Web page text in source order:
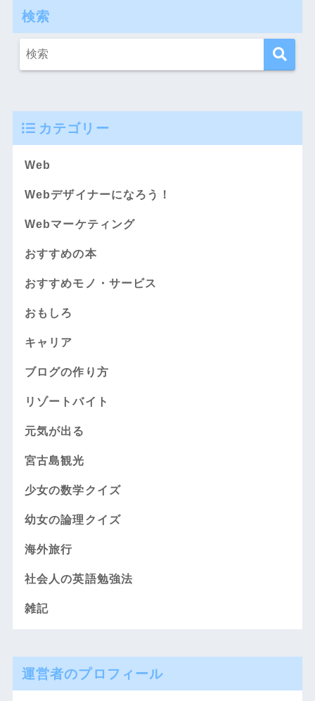
検索
カテゴリー
Web
Webデザイナーになろう！
Webマーケティング
おすすめの本
おすすめモノ・サービス
おもしろ
キャリア
ブログの作り方
リゾートバイト
元気が出る
宮古島観光
少女の数学クイズ
幼女の論理クイズ
海外旅行
社会人の英語勉強法
雑記
運営者のプロフィール